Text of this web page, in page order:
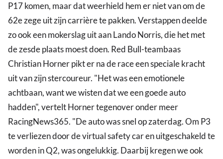
P17 komen, maar dat weerhield hem er niet van om de
62e zege uit zijn carrière te pakken. Verstappen deelde
zo ook een mokerslag uit aan Lando Norris, die het met
de zesde plaats moest doen. Red Bull-teambaas
Christian Horner pikt er na de race een speciale kracht
uit van zijn stercoureur. "Het was een emotionele
achtbaan, want we wisten dat we een goede auto
hadden", vertelt Horner tegenover onder meer
RacingNews365. "De auto was snel op zaterdag. Om P3
te verliezen door de virtual safety car en uitgeschakeld te
worden in Q2, was ongelukkig. Daarbij kregen we ook